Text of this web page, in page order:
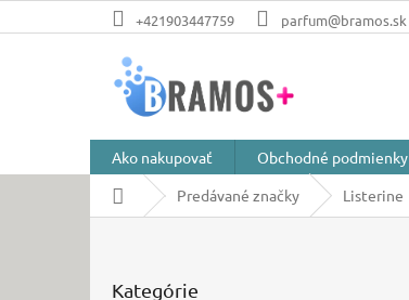
na
+421903447759 parfum@bramos.sk
Ako nakupovať Obchodné podmienky
DomovPredávané značky Listerine
kategórie
Kategórie